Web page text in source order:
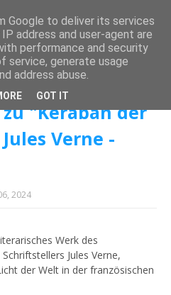
zu "Keraban der Starrkopf" von Jules
"Keraban der
Verne -
2024
Werk des
Jules Verne,
der Welt in der französischen
Google to deliver its services
address and user-agent are
performance and security
service, generate usage
address abuse.
GOT IT